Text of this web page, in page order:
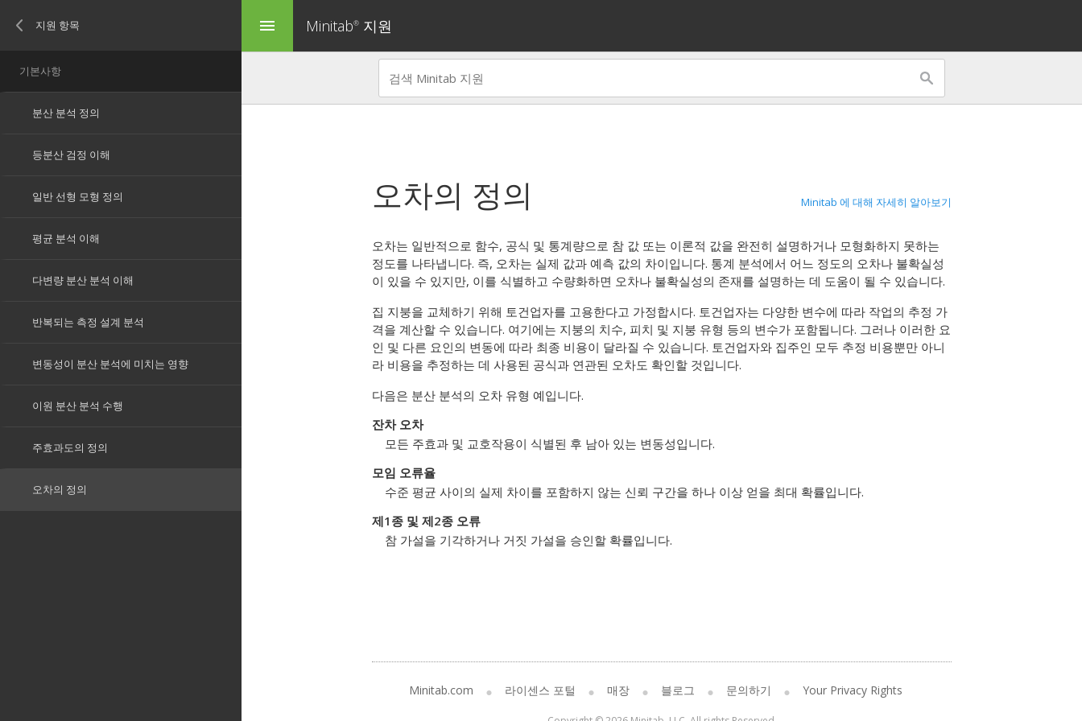
menu Minitab® 지원
오차의 정의 Minitab 에 대해 자세히 알아보기
오차는 일반적으로 함수, 공식 및 통계량으로 참 값 또는 이론적 값을 완전히 설명하거나 모형화하지 못하는
정도를 나타냅니다. 즉, 오차는 실제 값과 예측 값의 차이입니다. 통계 분석에서 어느 정도의 오차나 불확실성
이 있을 수 있지만, 이를 식별하고 수량화하면 오차나 불확실성의 존재를 설명하는 데 도움이 될 수 있습니다.
집 지붕을 교체하기 위해 토건업자를 고용한다고 가정합시다. 토건업자는 다양한 변수에 따라 작업의 추정 가
격을 계산할 수 있습니다. 여기에는 지붕의 치수, 피치 및 지붕 유형 등의 변수가 포함됩니다. 그러나 이러한 요
인 및 다른 요인의 변동에 따라 최종 비용이 달라질 수 있습니다. 토건업자와 집주인 모두 추정 비용뿐만 아니
라 비용을 추정하는 데 사용된 공식과 연관된 오차도 확인할 것입니다.
다음은 분산 분석의 오차 유형 예입니다.
잔차 오차
모든 주효과 및 교호작용이 식별된 후 남아 있는 변동성입니다.
모임 오류율
수준 평균 사이의 실제 차이를 포함하지 않는 신뢰 구간을 하나 이상 얻을 최대 확률입니다.
제1종 및 제2종 오류
참 가설을 기각하거나 거짓 가설을 승인할 확률입니다.
Minitab.com 라이센스 포털 매장 블로그 문의하기 Your Privacy Rights